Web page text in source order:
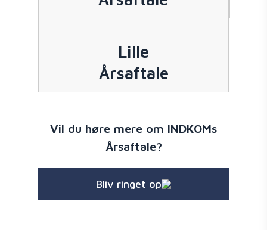
Lille
Årsaftale
Vil du høre mere om INDKOMs
Årsaftale?
Bliv ringet op